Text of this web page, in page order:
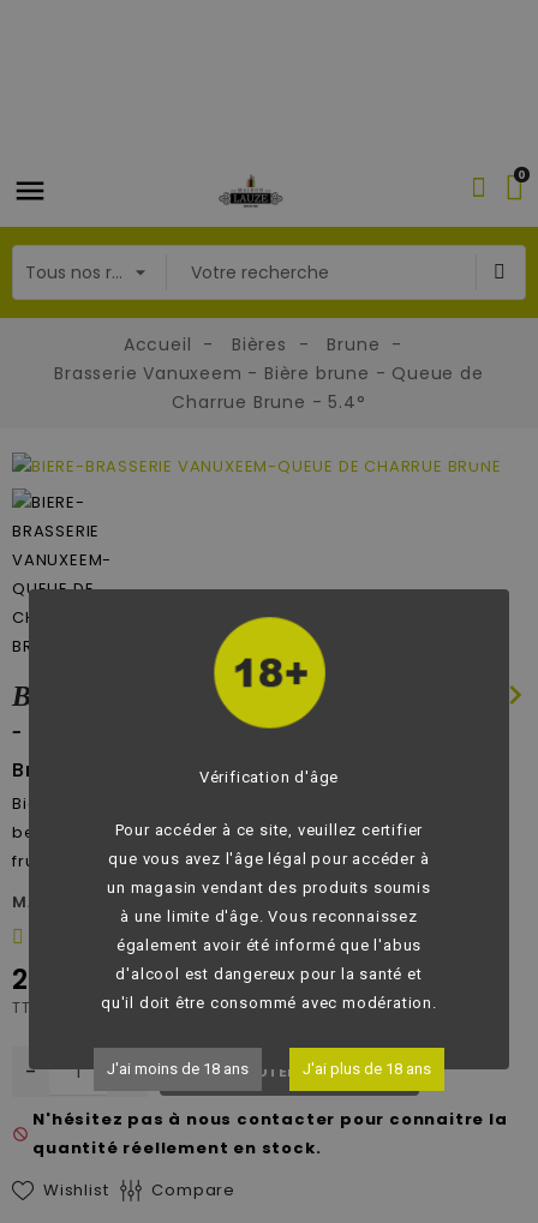
Vérification d'âge
Pour accéder à ce site, veuillez certifier
que vous avez l'âge légal pour accéder à
un magasin vendant des produits soumis
à une limite d'âge. Vous reconnaissez
également avoir été informé que l'abus
d'alcool est dangereux pour la santé et
qu'il doit être consommé avec modération.
J'ai moins de 18 ans J'ai plus de 18 ans
0
Accueil Bières
Brune
Brasserie Vanuxeem - Bière brune - Queue de
Charrue Brune - 5.4°
Brasserie Vanuxeem - Bière brune
- Queue de Charrue Brune - 5.4°
chevron_right
Brasserie Vanuxeem
Bière brune qui dévoile des saveurs aigre-douces, une
belle robe rouge cuivrée et offre au nez des arômes de
fruits, de malt et de caramel.
MARQUE:
Brasserie Vanuxeem
Donnez votre avis
2,10 €
TTC
- +  AJOUTER AU PANIER
not_interested
N'hésitez pas à nous contacter pour connaitre la
quantité réellement en stock.
Wishlist
Compare